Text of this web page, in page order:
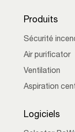
Produits
Sécurité
Air purificator
Ventilation
Aspiration
Logiciels